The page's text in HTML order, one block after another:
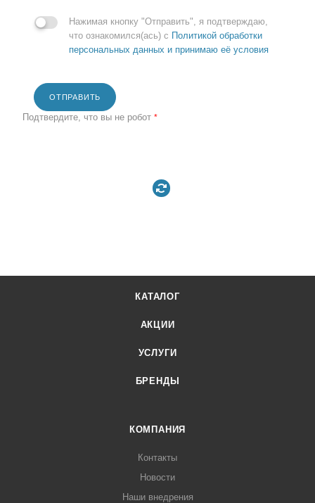
Нажимая кнопку "Отправить", я подтверждаю,
что ознакомился(ась) с Политикой обработки
персональных данных и принимаю её условия
ОТПРАВИТЬ
Подтвердите, что вы не робот *
КАТАЛОГ
АКЦИИ
УСЛУГИ
БРЕНДЫ
КОМПАНИЯ
Контакты
Новости
Наши внедрения